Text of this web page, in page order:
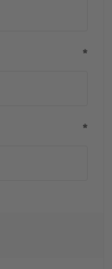
*
*